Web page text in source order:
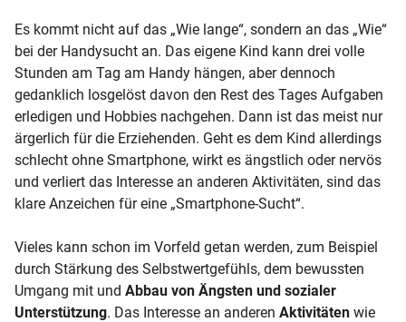
Es kommt nicht auf das „Wie lange“, sondern an das „Wie“
bei der Handysucht an. Das eigene Kind kann drei volle
Stunden am Tag am Handy hängen, aber dennoch
gedanklich losgelöst davon den Rest des Tages Aufgaben
erledigen und Hobbies nachgehen. Dann ist das meist nur
ärgerlich für die Erziehenden. Geht es dem Kind allerdings
schlecht ohne Smartphone, wirkt es ängstlich oder nervös
und verliert das Interesse an anderen Aktivitäten, sind das
klare Anzeichen für eine „Smartphone-Sucht“.
Vieles kann schon im Vorfeld getan werden, zum Beispiel
durch Stärkung des Selbstwertgefühls, dem bewussten
Umgang mit und Abbau von Ängsten und sozialer
Unterstützung. Das Interesse an anderen Aktivitäten wie